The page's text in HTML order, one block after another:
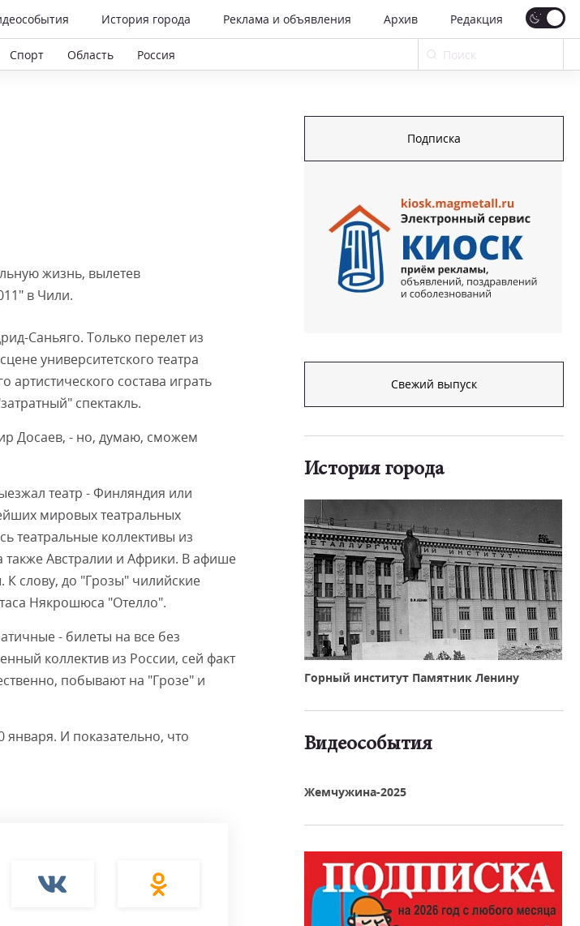
История города Реклама и объявления Архив Редакция
Спорт Область Россия
жизнь, вылетев
в Чили.
Саньяго. Только перелет из
университетского театра
артистического состава играть
спектакль.
Досаев, - но, думаю, сможем
театр - Финляндия или
мировых театральных
театральные коллективы из
Австралии и Африки. В афише
слову, до "Грозы" чилийские
Някрошюса "Отелло".
- билеты на все без
коллектив из России, сей факт
побывают на "Грозе" и
И показательно, что
Подписка
Свежий выпуск
История города
Горный институт Памятник Ленину
Видеособытия
Жемчужина-2025